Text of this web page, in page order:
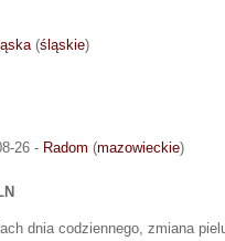
(śląskie)
26 - Radom (mazowieckie)
dnia codziennego, zmiana